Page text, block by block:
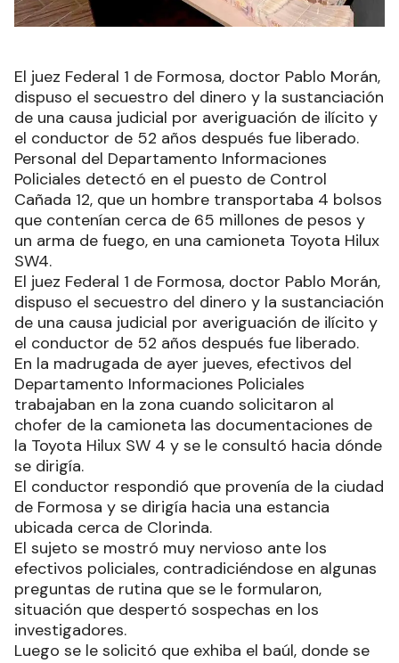
El juez Federal 1 de Formosa, doctor Pablo Morán,
dispuso el secuestro del dinero y la sustanciación
de una causa judicial por averiguación de ilícito y
el conductor de 52 años después fue liberado.
Personal del Departamento Informaciones
Policiales detectó en el puesto de Control
Cañada 12, que un hombre transportaba 4 bolsos
que contenían cerca de 65 millones de pesos y
un arma de fuego, en una camioneta Toyota Hilux
SW4.
El juez Federal 1 de Formosa, doctor Pablo Morán,
dispuso el secuestro del dinero y la sustanciación
de una causa judicial por averiguación de ilícito y
el conductor de 52 años después fue liberado.
En la madrugada de ayer jueves, efectivos del
Departamento Informaciones Policiales
trabajaban en la zona cuando solicitaron al
chofer de la camioneta las documentaciones de
la Toyota Hilux SW 4 y se le consultó hacia dónde
se dirigía.
El conductor respondió que provenía de la ciudad
de Formosa y se dirigía hacia una estancia
ubicada cerca de Clorinda.
El sujeto se mostró muy nervioso ante los
efectivos policiales, contradiciéndose en algunas
preguntas de rutina que se le formularon,
situación que despertó sospechas en los
investigadores.
Luego se le solicitó que exhiba el baúl, donde se